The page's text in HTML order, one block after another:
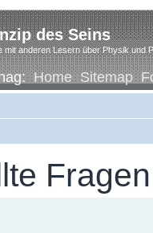
des Seins
mit anderen Lesern über Physik und
Home Sitemap
Fragen